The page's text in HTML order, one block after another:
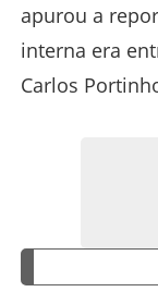
apurou a
interna era
Carlos